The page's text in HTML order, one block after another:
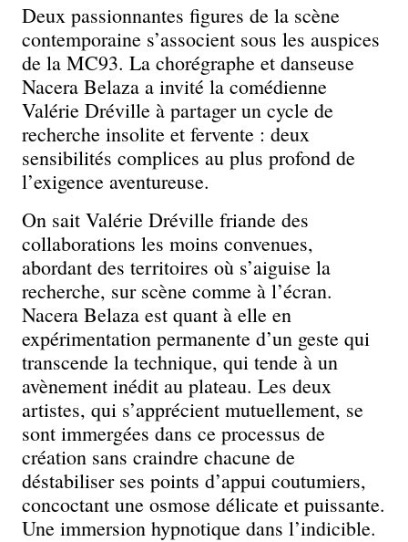
Deux passionnantes figures de la scène
contemporaine s’associent sous les auspices
de la MC93. La chorégraphe et danseuse
Nacera Belaza a invité la comédienne
Valérie Dréville à partager un cycle de
recherche insolite et fervente : deux
sensibilités complices au plus profond de
l’exigence aventureuse.
On sait Valérie Dréville friande des
collaborations les moins convenues,
abordant des territoires où s’aiguise la
recherche, sur scène comme à l’écran.
Nacera Belaza est quant à elle en
expérimentation permanente d’un geste qui
transcende la technique, qui tende à un
avènement inédit au plateau. Les deux
artistes, qui s’apprécient mutuellement, se
sont immergées dans ce processus de
création sans craindre chacune de
déstabiliser ses points d’appui coutumiers,
concoctant une osmose délicate et puissante.
Une immersion hypnotique dans l’indicible.